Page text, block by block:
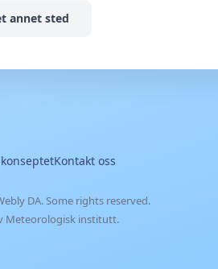
annet sted
Kontakt oss
DA. Some rights reserved.
Meteorologisk institutt.